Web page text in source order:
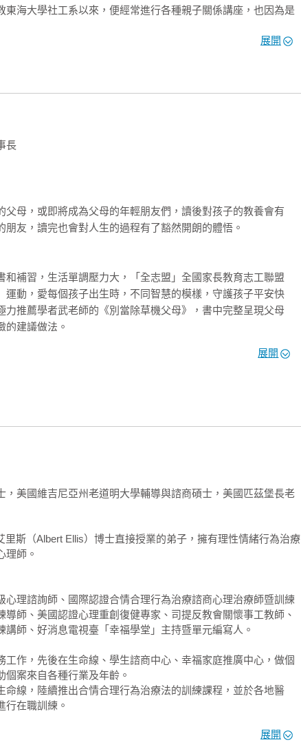
東海大學社工系以來，便經常進行各種親子關係講座，也因為是
關係，成效卓著。本書便是她多年來實務經驗集結，書中有豐富
最容易引爆親子衝突的雷區
的行為語言、理解他們的需求
、提問、賦能。停止研究問題，轉而構建解決方案。它相信，每
的任務不是用「問題」（你為什麼不如別人）去質疑孩子，而
在的能量。
」、「書是為你自己讀的」、「快去睡覺不要熬夜」、「這件
……
與焦慮是什麼？
到的真實感受是什麼？
們關心孩子的冷暖，卻總說「穿這麼少，感冒了怎麼辦」；我們
希望孩子成功，卻總說「遊戲能當飯吃嗎」；我們渴望孩子堅
媽的愛，深沉而厚重，卻也常常讓孩子感到不被理解。
卻在成績不佳時，流露出「我看你也就這樣了」的失望。爸媽的
。
中，最常自親近的媽媽爸爸接受到的三種「負面溝通模式」，
來最深的傷害？
同的起點——我們自己的情緒被點燃了。當我們被焦慮、失望、
子，只能看見問題。而焦點解決（SFBT）引導我們，在回應孩
當父母自己是平靜的、理性的，才有可能成為孩子情緒風暴中
展開
長
父母，或即將成為父母的年輕朋友們，讀後對孩子的教養會有
友，讀完也會對人生的過程有了豁然開朗的體悟。
和補習，生活單調壓力大，「全志盟」全國家長教育志工聯盟
運動，愛每個孩子出生時，不同智慧的模樣，守護孩子平安快
力推薦學者武老師的《別當除草機父母》，書中完整呈現父母
的建議做法。
中的疑惑，並強調親子互動的情緒處理及方法的運用。
、《SEL社會情緒學習力》作者
心執行長
副執行長
學系退休教授
授
育部校長領導卓越獎
局的溫暖鑰匙，作者運用焦點解決（SFBT）的智慧，引導父母
孩子行為背後的渴望。這是一本能助您讀懂孩子「話外音」
，與孩子從對立走向同盟，讓愛在對話中重新流動，指引我們
展開
，美國維吉尼亞州老道明大學輔導與諮商碩士，美國匹茲堡長老
斯（Albert Ellis）博士直接授業的弟子，擁有理性情緒行為治療
理師。
心理諮詢師、國際認證合情合理行為治療諮商心理治療師暨訓練
師、美國認證心理重創復健專家、司提反教會關懷事工教師、
師、好消息電視臺「幸福學堂」主持暨單元編寫人。
作，先後在生命線、學生諮商中心、幸福家庭推廣中心，做個
案來自各種行業及年齡。
命線，陸續推出合情合理行為治療法的訓練課程，並於各地醫
行在職訓練。
展開